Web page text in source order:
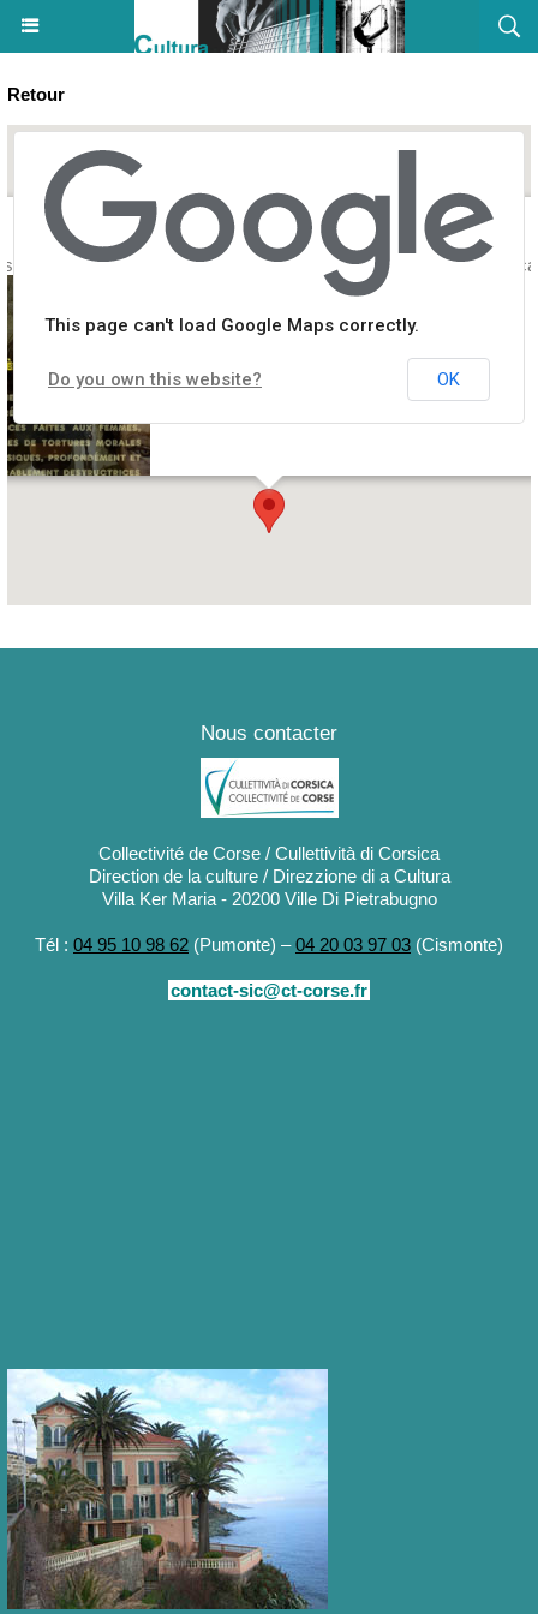
Retour
"Harcèlement" réalisée par Ange Felix - Musée de l'Alta
This page can't load Google Maps correctly.
Do you own this website? OK
Nous contacter
Collectivité de Corse / Cullettività di Corsica
Direction de la culture / Direzzione di a Cultura
Villa Ker Maria - 20200 Ville Di Pietrabugno
Tél : 04 95 10 98 62 (Pumonte) –04 20 03 97 03 (Cismonte)
contact-sic@ct-corse.fr